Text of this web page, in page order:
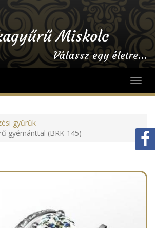
Miskolc
Válassz egy életre...
gyűrűk
gyémánttal (BRK-145)
Next